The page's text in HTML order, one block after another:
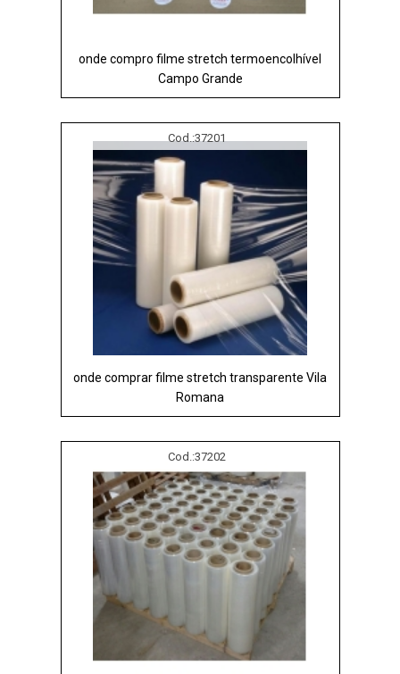
onde compro filme stretch termoencolhível
Campo Grande
Cod.:37201
onde comprar filme stretch transparente Vila
Romana
Cod.:37202